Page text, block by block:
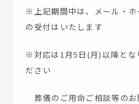
※上記期間中は、メール・
の受付はいたします
※対応は1月5日(月)以降とな
ださい
葬儀のご用命ご相談等の